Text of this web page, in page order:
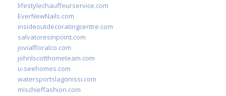
lifestylechauffeurservice.com
EverNewNails.com
insideoutdecoratingcentre.com
salvatoresinpoint.com
jovialfloralco.com
johnlscotthometeam.com
u-seehomes.com
watersportslagonissi.com
mischieffashion.com